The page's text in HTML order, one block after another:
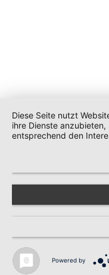
Diese Seite nutzt
ihre Dienste
entsprechend den
Powered by